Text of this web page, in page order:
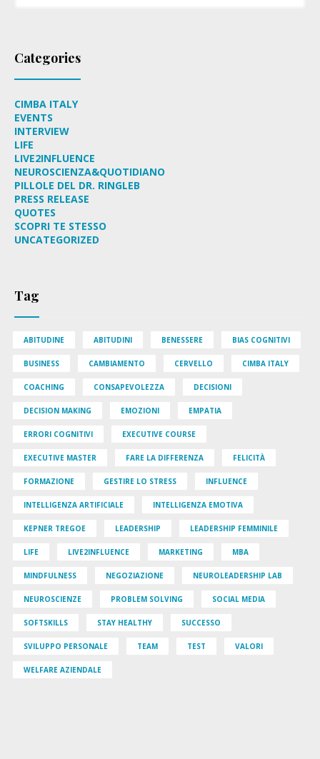
Categories
CIMBA ITALY
EVENTS
INTERVIEW
LIFE
LIVE2INFLUENCE
NEUROSCIENZA&QUOTIDIANO
PILLOLE DEL DR. RINGLEB
PRESS RELEASE
QUOTES
SCOPRI TE STESSO
UNCATEGORIZED
Tag
ABITUDINE ABITUDINI BENESSERE BIAS COGNITIVI
BUSINESS CAMBIAMENTO CERVELLO CIMBA ITALY
COACHING CONSAPEVOLEZZA DECISIONI
DECISION MAKING EMOZIONI EMPATIA
ERRORI COGNITIVI EXECUTIVE COURSE
EXECUTIVE MASTER FARE LA DIFFERENZA FELICITÀ
FORMAZIONE GESTIRE LO STRESS INFLUENCE
INTELLIGENZA ARTIFICIALE INTELLIGENZA EMOTIVA
KEPNER TREGOE LEADERSHIP LEADERSHIP FEMMINILE
LIFE LIVE2INFLUENCE MARKETING MBA
MINDFULNESS NEGOZIAZIONE NEUROLEADERSHIP LAB
NEUROSCIENZE PROBLEM SOLVING SOCIAL MEDIA
SOFTSKILLS STAY HEALTHY SUCCESSO
SVILUPPO PERSONALE TEAM TEST VALORI
WELFARE AZIENDALE